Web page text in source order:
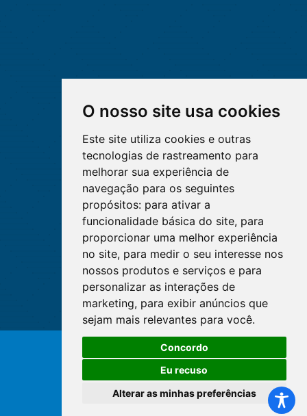
O nosso site usa cookies
Este site utiliza cookies e outras
tecnologias de rastreamento para
melhorar sua experiência de
navegação para os seguintes
propósitos: para ativar a
funcionalidade básica do site, para
proporcionar uma melhor experiência
no site, para medir o seu interesse nos
nossos produtos e serviços e para
personalizar as interações de
marketing, para exibir anúncios que
sejam mais relevantes para você.
Concordo
Eu recuso
Alterar as minhas preferências
© Copyright 2026 - Cofen/CORENs